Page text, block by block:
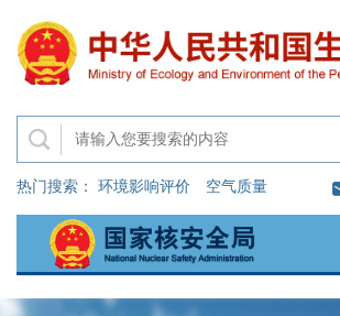
热门搜索： 环境影响评价 空气质量